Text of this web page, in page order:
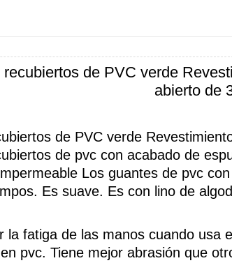
recubiertos de PVC verde
abierto de
de PVC verde
de pvc con acabado de
Los guantes de pvc
Es suave. Es con lino de
la fatiga de las manos cuando usa
pvc. Tiene mejor abrasión que